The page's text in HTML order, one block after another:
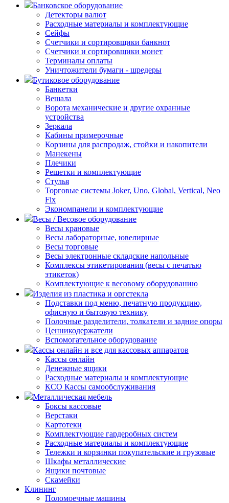
Банковское оборудование
Детекторы валют
Расходные материалы и комплектующие
Сейфы
Счетчики и сортировщики банкнот
Счетчики и сортировщики монет
Терминалы оплаты
Уничтожители бумаги - шредеры
Бутиковое оборудование
Банкетки
Вешала
Ворота механические и другие охранные
устройства
Зеркала
Кабины примерочные
Корзины для распродаж, стойки и накопители
Манекены
Плечики
Решетки и комплектующие
Стулья
Торговые системы Joker, Uno, Global, Vertical, Neo
Fix
Экономпанели и комплектующие
Весы / Весовое оборудование
Весы крановые
Весы лабораторные, ювелирные
Весы торговые
Весы электронные складские напольные
Комплексы этикетирования (весы с печатью
этикеток)
Комплектующие к весовому оборудованию
Изделия из пластика и оргстекла
Подставки под меню, печатную продукцию,
офисную и бытовую технику
Полочные разделители, толкатели и задние опоры
Ценникодержатели
Вспомогательное оборудование
Кассы онлайн и все для кассовых аппаратов
Кассы онлайн
Денежные ящики
Расходные материалы и комплектующие
КСО Кассы самообслуживания
Металлическая мебель
Боксы кассовые
Верстаки
Картотеки
Комплектующие гардеробных систем
Расходные материалы и комплектующие
Тележки и корзинки покупательские и грузовые
Шкафы металлические
Ящики почтовые
Скамейки
Клининг
Поломоечные машины